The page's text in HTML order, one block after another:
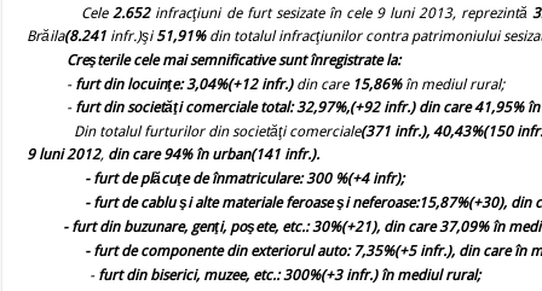
Cele 2.652infracţiuni de furtsesizate în cele 9 luni 2013, reprezintă
Brăila(8.241 infr.)şi51,91% din totalulinfracţiunilor contra patrimoniului
Creşterile cele mai semnificative sunt înregistrate la:
- furt din locuinţe: 3,04%(+12 infr.)din care 15,86%în mediul rural;
-furt din societăţi comerciale total: 32,97%,(+92 infr.) din care 41,95%
Din totalul furturilor din societăţi comerciale(371 infr.), 40,43%(150
9 luni 2012, din care 94% în urban(141 infr.).
- furt de plăcuţe de înmatriculare: 300 %(+4 infr);
- furt de cablu şi alte materiale feroase şi neferoase:15,87%(+30), din
- furt din buzunare, genţi, poşete, etc.: 30%(+21), din care 37,09% în
- furt de componente din exteriorul auto: 7,35%(+5 infr.), din care în
-furt din biserici, muzee, etc.: 300%(+3 infr.) în mediul rural;